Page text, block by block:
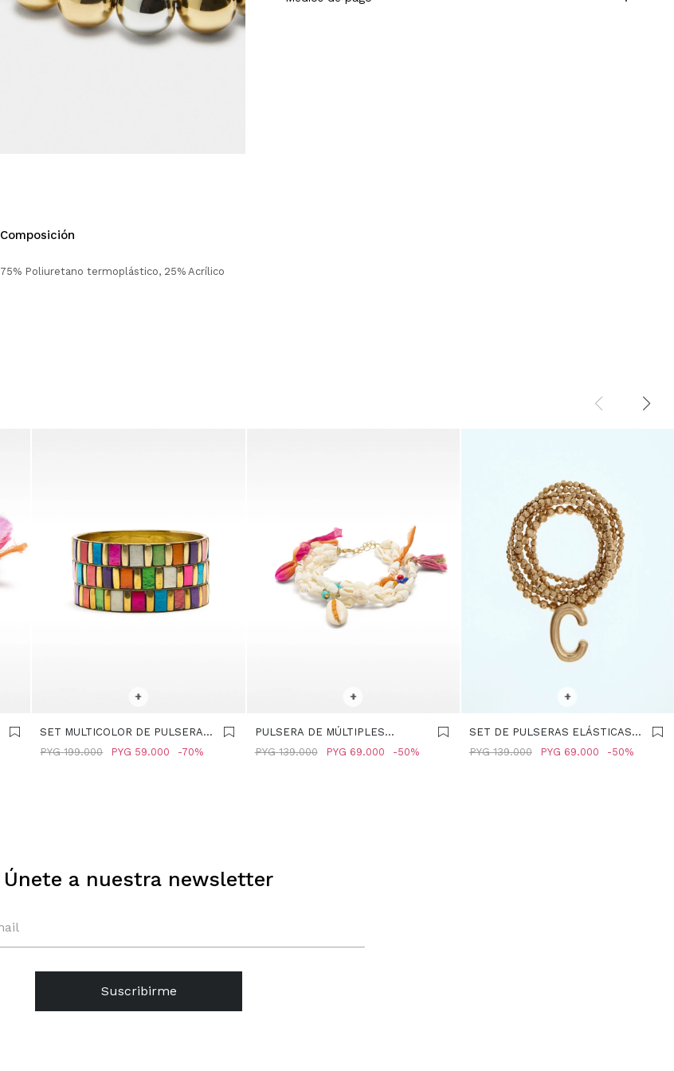
Composición
75% Poliuretano termoplástico, 25% Acrílico
+
SET MULTICOLOR DE PULSERAS
RÍGIDAS - MULTICOLOR
PYG 59.000
PYG 199.000 70
+
PULSERA DE MÚLTIPLES
HILERAS CON CONCHAS -
PYG 69.000
PYG 139.000 50
+
SET DE PULSERAS ELÁSTICAS
DORADAS - DORADO
PYG 69.000
PYG 139.000 50
Únete a nuestra newsletter
Suscribirme